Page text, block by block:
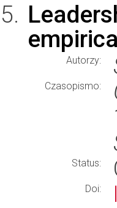
Autorzy:
Czasopismo:
Status:
Doi: